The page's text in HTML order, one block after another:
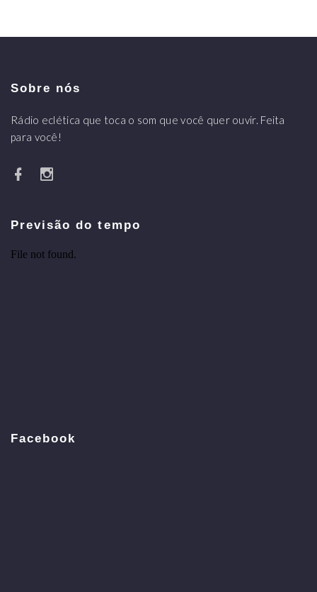
Sobre nós
Rádio eclética que toca o som que você quer ouvir. Feita
para você!
Previsão do tempo
Facebook